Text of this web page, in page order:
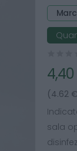
(4.62
sala